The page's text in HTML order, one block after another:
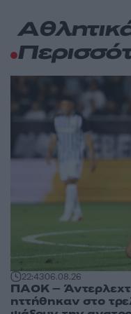
22:4306.08.26
ΠΑΟΚ – Άντερλεχτ
ηττήθηκαν στο